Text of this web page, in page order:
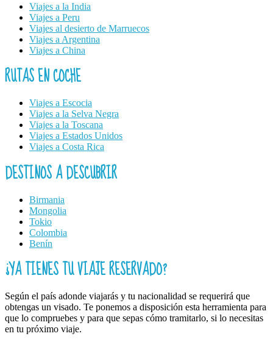
Viajes a la India
Viajes a Peru
Viajes al desierto de Marruecos
Viajes a Argentina
Viajes a China
RUTAS EN COCHE
Viajes a Escocia
Viajes a la Selva Negra
Viajes a la Toscana
Viajes a Estados Unidos
Viajes a Costa Rica
DESTINOS A DESCUBRIR
Birmania
Mongolia
Tokio
Colombia
Benín
¿YA TIENES TU VIAJE RESERVADO?
Según el país adonde viajarás y tu nacionalidad se requerirá que
obtengas un visado. Te ponemos a disposición esta herramienta para
que lo compruebes y para que sepas cómo tramitarlo, si lo necesitas
en tu próximo viaje.